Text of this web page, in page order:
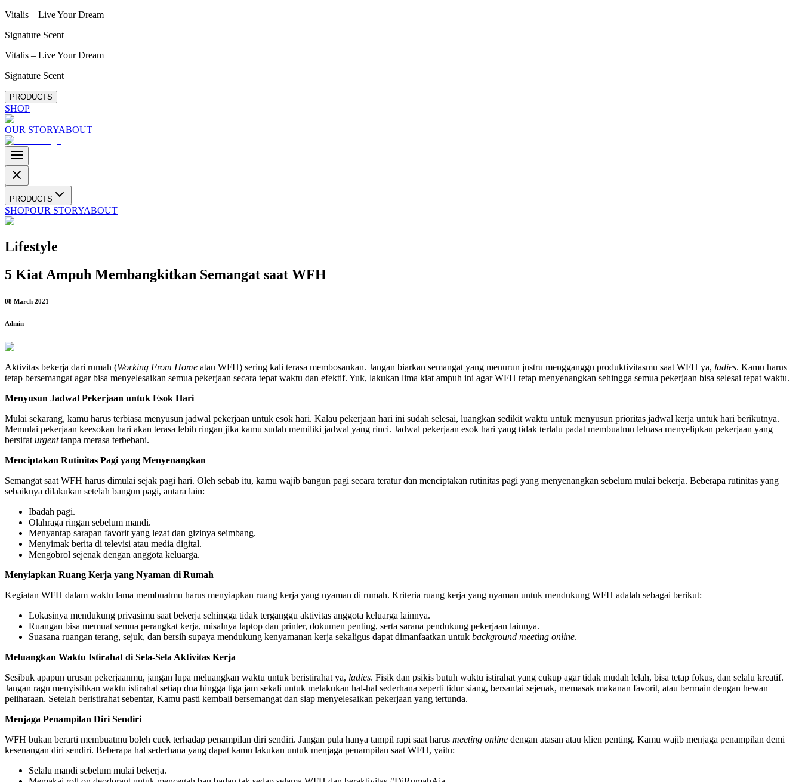
Vitalis – Live Your Dream
Signature Scent
Vitalis – Live Your Dream
Signature Scent
PRODUCTS
SHOP
OUR STORYABOUT
PRODUCTS
SHOPOUR STORYABOUT
Lifestyle
5 Kiat Ampuh Membangkitkan Semangat saat WFH
08 March 2021
Admin
Aktivitas bekerja dari rumah (Working From Home atau WFH) sering kali terasa membosankan. Jangan biarkan semangat yang menurun justru mengganggu produktivitasmu saat WFH ya, ladies. Kamu harus
tetap bersemangat agar bisa menyelesaikan semua pekerjaan secara tepat waktu dan efektif. Yuk, lakukan lima kiat ampuh ini agar WFH tetap menyenangkan sehingga semua pekerjaan bisa selesai tepat waktu.
Menyusun Jadwal Pekerjaan untuk Esok Hari
Mulai sekarang, kamu harus terbiasa menyusun jadwal pekerjaan untuk esok hari. Kalau pekerjaan hari ini sudah selesai, luangkan sedikit waktu untuk menyusun prioritas jadwal kerja untuk hari berikutnya.
Memulai pekerjaan keesokan hari akan terasa lebih ringan jika kamu sudah memiliki jadwal yang rinci. Jadwal pekerjaan esok hari yang tidak terlalu padat membuatmu leluasa menyelipkan pekerjaan yang
bersifat urgenttanpa merasa terbebani.
Menciptakan Rutinitas Pagi yang Menyenangkan
Semangat saat WFH harus dimulai sejak pagi hari. Oleh sebab itu, kamu wajib bangun pagi secara teratur dan menciptakan rutinitas pagi yang menyenangkan sebelum mulai bekerja. Beberapa rutinitas yang
sebaiknya dilakukan setelah bangun pagi, antara lain:
Ibadah pagi.
Olahraga ringan sebelum mandi.
Menyantap sarapan favorit yang lezat dan gizinya seimbang.
Menyimak berita di televisi atau media digital.
Mengobrol sejenak dengan anggota keluarga.
Menyiapkan Ruang Kerja yang Nyaman di Rumah
Kegiatan WFH dalam waktu lama membuatmu harus menyiapkan ruang kerja yang nyaman di rumah. Kriteria ruang kerja yang nyaman untuk mendukung WFH adalah sebagai berikut:
Lokasinya mendukung privasimu saat bekerja sehingga tidak terganggu aktivitas anggota keluarga lainnya.
Ruangan bisa memuat semua perangkat kerja, misalnya laptop dan printer, dokumen penting, serta sarana pendukung pekerjaan lainnya.
Suasana ruangan terang, sejuk, dan bersih supaya mendukung kenyamanan kerja sekaligus dapat dimanfaatkan untuk background meeting online.
Meluangkan Waktu Istirahat di Sela-Sela Aktivitas Kerja
Sesibuk apapun urusan pekerjaanmu, jangan lupa meluangkan waktu untuk beristirahat ya, ladies. Fisik dan psikis butuh waktu istirahat yang cukup agar tidak mudah lelah, bisa tetap fokus, dan selalu kreatif.
Jangan ragu menyisihkan waktu istirahat setiap dua hingga tiga jam sekali untuk melakukan hal-hal sederhana seperti tidur siang, bersantai sejenak, memasak makanan favorit, atau bermain dengan hewan
peliharaan. Setelah beristirahat sebentar, Kamu pasti kembali bersemangat dan siap menyelesaikan pekerjaan yang tertunda.
Menjaga Penampilan Diri Sendiri
WFH bukan berarti membuatmu boleh cuek terhadap penampilan diri sendiri. Jangan pula hanya tampil rapi saat harus meeting online dengan atasan atau klien penting. Kamu wajib menjaga penampilan demi
kesenangan diri sendiri. Beberapa hal sederhana yang dapat kamu lakukan untuk menjaga penampilan saat WFH, yaitu:
Selalu mandi sebelum mulai bekerja.